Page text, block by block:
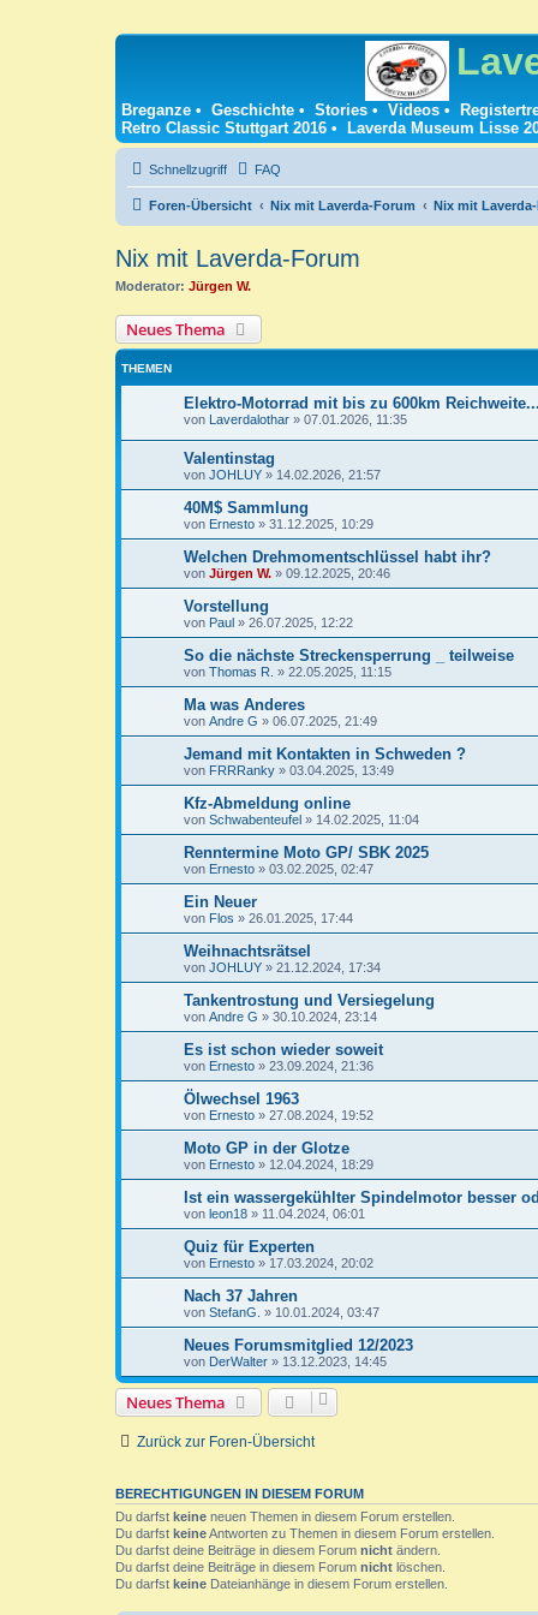
Breganze • Geschichte • Stories • Videos •
Retro Classic Stuttgart 2016 • Laverda Museum Lisse
Schnellzugriff FAQ
Foren-Übersicht Nix mit Laverda-Forum Nix mit
Nix mit Laverda-Forum
Moderator: Jürgen W.
Neues Thema
THEMEN
Elektro-Motorrad mit bis zu 600km Reichweite...
von Laverdalothar » 07.01.2026, 11:35
Valentinstag
von JOHLUY » 14.02.2026, 21:57
40M$ Sammlung
von Ernesto » 31.12.2025, 10:29
Welchen Drehmomentschlüssel habt ihr?
von Jürgen W. » 09.12.2025, 20:46
Vorstellung
von Paul » 26.07.2025, 12:22
So die nächste Streckensperrung _ teilweise
von Thomas R. » 22.05.2025, 11:15
Ma was Anderes
von Andre G » 06.07.2025, 21:49
Jemand mit Kontakten in Schweden ?
von FRRRanky » 03.04.2025, 13:49
Kfz-Abmeldung online
von Schwabenteufel » 14.02.2025, 11:04
Renntermine Moto GP/ SBK 2025
von Ernesto » 03.02.2025, 02:47
Ein Neuer
von Flos » 26.01.2025, 17:44
Weihnachtsrätsel
von JOHLUY » 21.12.2024, 17:34
Tankentrostung und Versiegelung
von Andre G » 30.10.2024, 23:14
Es ist schon wieder soweit
von Ernesto » 23.09.2024, 21:36
Ölwechsel 1963
von Ernesto » 27.08.2024, 19:52
Moto GP in der Glotze
von Ernesto » 12.04.2024, 18:29
Ist ein wassergekühlter Spindelmotor besser
von leon18 » 11.04.2024, 06:01
Quiz für Experten
von Ernesto » 17.03.2024, 20:02
Nach 37 Jahren
von StefanG. » 10.01.2024, 03:47
Neues Forumsmitglied 12/2023
von DerWalter » 13.12.2023, 14:45
Neues Thema
Zurück zur Foren-Übersicht
BERECHTIGUNGEN IN DIESEM FORUM
Du darfst keine neuen Themen in diesem Forum erstellen.
Du darfst keineAntworten zu Themen in diesem Forum erstellen.
Du darfst deine Beiträge in diesem Forum nicht ändern.
Du darfst deine Beiträge in diesem Forum nicht löschen.
Du darfst keine Dateianhänge in diesem Forum erstellen.